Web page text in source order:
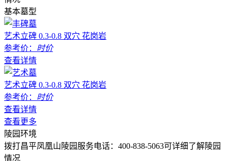
基本墓型
艺术立碑 0.3-0.8 双穴 花岗岩
参考价： 时价
查看详情
艺术立碑 0.3-0.8 双穴 花岗岩
参考价： 时价
查看详情
查看更多
陵园环境
拨打昌平凤凰山陵园服务电话：400-838-5063可详细了解陵园
情况